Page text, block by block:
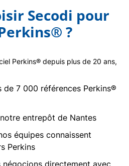
Secodi pour
?
Perkins® depuis plus de 20 ans,
de 7 000 références Perkins®
entrepôt de Nantes
équipes connaissent
Perkins
directement avec